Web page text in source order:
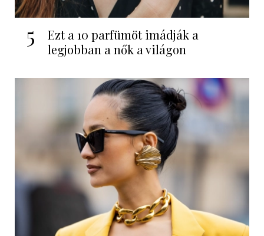
5
Ezt a 10 parfümöt imádják a
legjobban a nők a világon